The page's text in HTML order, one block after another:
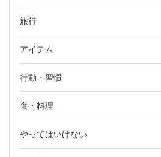
旅行
アイテム
行動・習慣
食・料理
やってはいけない